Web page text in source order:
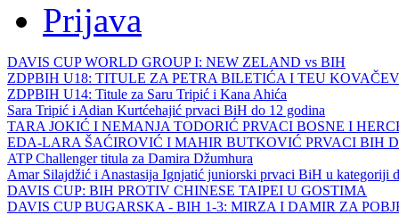
Prijava
DAVIS CUP WORLD GROUP I: NEW ZELAND vs BIH
ZDPBIH U18: TITULE ZA PETRA BILETIĆA I TEU
ZDPBIH U14: Titule za Saru Tripić i Kana Ahića
Sara Tripić i Adian Kurtćehajić prvaci BiH do 12 godina
TARA JOKIĆ I NEMANJA TODORIĆ PRVACI BOSNE I
EDA-LARA ŠAĆIROVIĆ I MAHIR BUTKOVIĆ PRVACI BIH
ATP Challenger titula za Damira Džumhura
Amar Silajdžić i Anastasija Ignjatić juniorski prvaci BiH u kategoriji
DAVIS CUP: BIH PROTIV CHINESE TAIPEI U GOSTIMA
DAVIS CUP BUGARSKA - BIH 1-3: MIRZA I DAMIR ZA